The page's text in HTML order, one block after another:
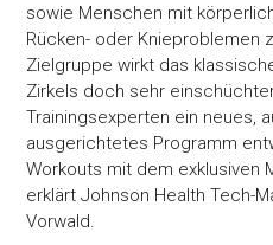
sowie Menschen mit
Rücken- oder Knieproblemen
Zielgruppe wirkt das
Zirkels doch sehr
Trainingsexperten ein neues,
ausgerichtetes Programm
Workouts mit dem exklusiven
erklärt Johnson Health Tech-
Vorwald.